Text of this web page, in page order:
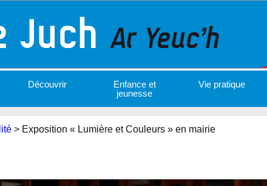
Découvrir
Enfance et
jeunesse
Vie pratique
> Exposition « Lumière et Couleurs » en mairie